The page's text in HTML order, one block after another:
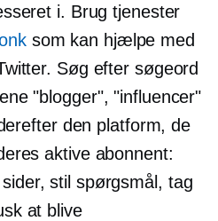
i. Brug tjenester
som kan hjælpe med
Søg efter søgeord
"blogger", "influencer"
den platform, de
aktive abonnent:
stil spørgsmål, tag
at blive